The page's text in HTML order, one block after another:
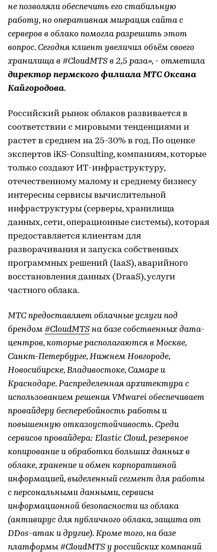
не позволяли обеспечить его стабильную
работу, но оперативная миграция сайта с
серверов в облако помогла разрешить этот
вопрос. Сегодня клиент увеличил объём своего
хранилища в #CloudMTS в 2,5 раза», - отметила
директор пермского филиала МТС Оксана
Кайгородова.
Российский рынок облаков развивается в
соответствии с мировыми тенденциями и
растет в среднем на 25-30% в год. По оценке
экспертов iKS-Consulting, компаниям, которые
только создают ИТ-инфраструктуру,
отечественному малому и среднему бизнесу
интересны сервисы вычислительной
инфраструктуры (серверы, хранилища
данных, сети, операционные системы), которая
предоставляется клиентам для
разворачивания и запуска собственных
программных решений (IaaS), аварийного
восстановления данных (DraaS), услуги
частного облака.
МТС предоставляет облачные услуги под
брендом #CloudМТS на базе собственных дата-
центров, которые располагаются в Москве,
Санкт-Петербурге, Нижнем Новгороде,
Новосибирске, Владивостоке, Самаре и
Краснодаре. Распределенная архитектура с
использованием решения VMwarei обеспечивает
провайдеру бесперебойность работы и
повышенную отказоустойчивость. Среди
сервисов провайдера: Elastic Cloud, резервное
копирование и обработка больших данных в
облаке, хранение и обмен корпоративной
информацией, выделенный сегмент для работы
с персональными данными, сервисы
информационной безопасности из облака
(антивирус для публичного облака, защита от
DDos-атак и другие). Кроме того, на базе
платформы #CloudMTS у российских компаний